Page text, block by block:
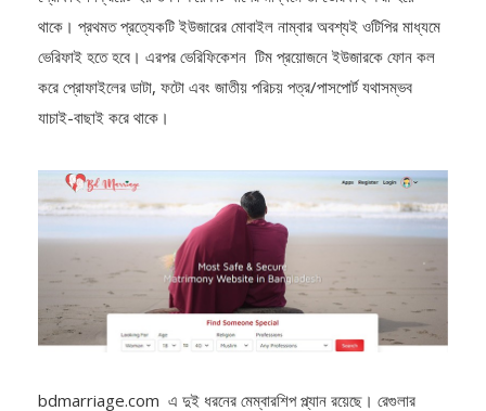
প্রোফাইল ক্রিয়েট হয় তখন কয়েকটি ধাপের মাধ্যমে তা ভেরিফাই করা হয়ে
থাকে। প্রথমত প্রত্যেকটি ইউজারের মোবাইল নাম্বার অবশ্যই ওটিপির মাধ্যমে
ভেরিফাই হতে হবে। এরপর ভেরিফিকেশন টিম প্রয়োজনে ইউজারকে ফোন কল
করে প্রোফাইলের ডাটা, ফটো এবং জাতীয় পরিচয় পত্র/পাসপোর্ট যথাসম্ভব